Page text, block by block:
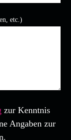
etc.)
zur Kenntnis
Angaben zur